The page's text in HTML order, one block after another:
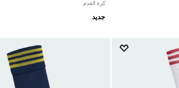
كرة القدم
جديد